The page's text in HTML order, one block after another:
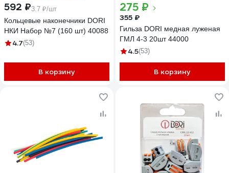
592 ₽3.7 ₽/шт
Кольцевые наконечники DORI
НКИ Набор №7 (160 шт) 40088
4.7(53)
В корзину
275 ₽
355 ₽
Гильза DORI медная луженая
ГМЛ 4-3 20шт 44000
4.5(53)
В корзину